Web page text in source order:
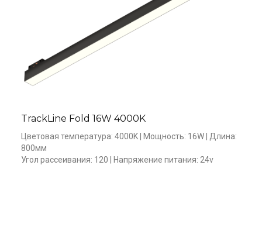
TrackLine Fold 16W 4000K
Цветовая температура: 4000K | Мощность: 16W | Длина:
800мм
Угол рассеивания: 120 | Напряжение питания: 24v